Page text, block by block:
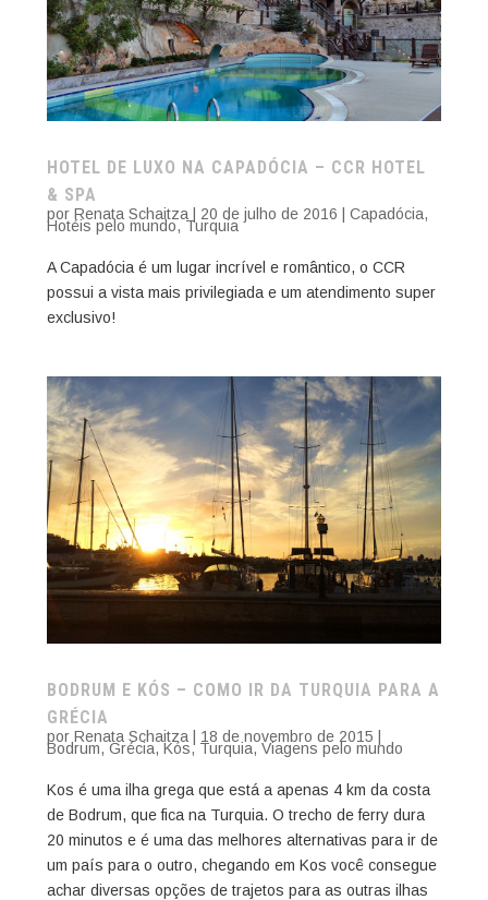
HOTEL DE LUXO NA CAPADÓCIA – CCR HOTEL
& SPA
por Renata Schaitza| 20 de julho de 2016 Capadócia,
Hotéis pelo mundo, Turquia
A Capadócia é um lugar incrível e romântico, o CCR
possui a vista mais privilegiada e um atendimento super
exclusivo!
BODRUM E KÓS – COMO IR DA TURQUIA PARA A
GRÉCIA
por Renata Schaitza| 18 de novembro de 2015
Bodrum, Grécia, Kós, Turquia, Viagens pelo mundo
Kos é uma ilha grega que está a apenas 4 km da costa
de Bodrum, que fica na Turquia. O trecho de ferry dura
20 minutos e é uma das melhores alternativas para ir de
um país para o outro, chegando em Kos você consegue
achar diversas opções de trajetos para as outras ilhas